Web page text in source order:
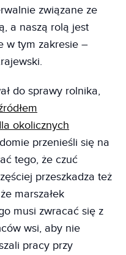
związane ze
a naszą rolą jest
w tym zakresie –
do sprawy rolnika,
okolicznych
przenieśli się na
tego, że czuć
przeszkadza też
marszałek
musi zwracać się z
wsi, aby nie
pracy przy